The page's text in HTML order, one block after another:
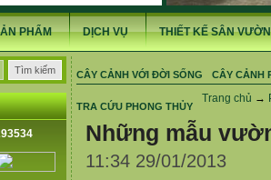
PHẨM DỊCH VỤ THIẾT KẾ SÂN VƯỜN
CÂY CẢNH VỚI ĐỜI SỐNG CÂY CẢNH
TRA CỨU PHONG THỦY
Trang chủ →
Những mẫu
11:34 29/01/2013